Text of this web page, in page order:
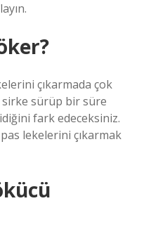
çıkarmada çok
sirke sürüp bir süre
fark edeceksiniz.
lekelerini çıkarmak